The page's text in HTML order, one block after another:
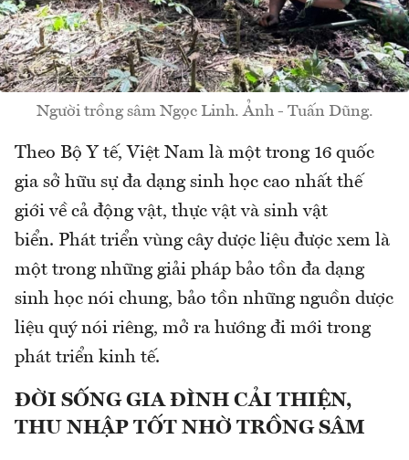
Người trồng sâm Ngọc Linh. Ảnh - Tuấn Dũng.
Theo Bộ Y tế, Việt Nam là một trong 16 quốc
gia sở hữu sự đa dạng sinh học cao nhất thế
giới về cả động vật, thực vật và sinh vật
biển. Phát triển vùng cây dược liệu được xem là
một trong những giải pháp bảo tồn đa dạng
sinh học nói chung, bảo tồn những nguồn dược
liệu quý nói riêng, mở ra hướng đi mới trong
phát triển kinh tế.
ĐỜI SỐNG GIA ĐÌNH CẢI THIỆN,
THU NHẬP TỐT NHỜ TRỒNG SÂM